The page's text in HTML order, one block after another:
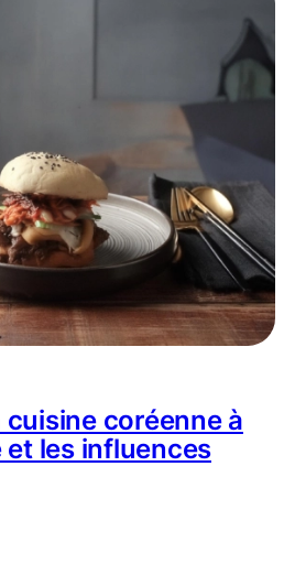
cuisine coréenne à
et les influences